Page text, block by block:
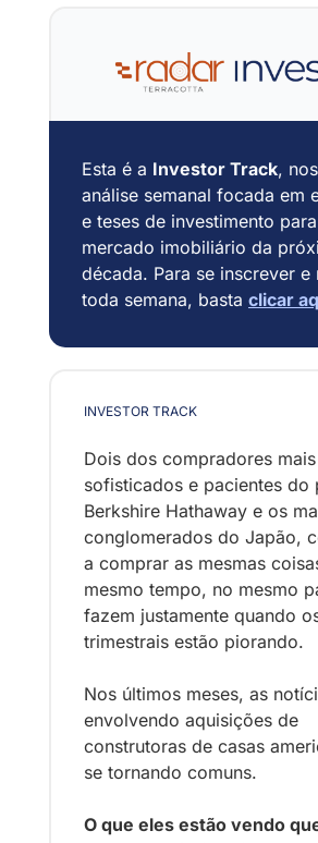
Esta é a Investor Track,
análise semanal focada em
e teses de investimento
mercado imobiliário da
década. Para se inscrever e
toda semana, basta clicar
INVESTOR TRACK
Dois dos compradores mais
sofisticados e pacientes do
Berkshire Hathaway e os
conglomerados do Japão,
a comprar as mesmas
mesmo tempo, no mesmo
fazem justamente quando
trimestrais estão piorando.
Nos últimos meses, as
envolvendo aquisições de
construtoras de casas
se tornando comuns.
O que eles estão vendo